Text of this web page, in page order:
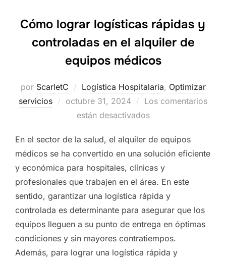
Cómo lograr logísticas rápidas y
controladas en el alquiler de
equipos médicos
por ScarletC Logística Hospitalaria, Optimizar
servicios
Publicado
octubre 31, 2024
Los comentarios
están desactivados
En el sector de la salud, el alquiler de equipos
médicos se ha convertido en una solución eficiente
y económica para hospitales, clínicas y
profesionales que trabajen en el área. En este
sentido, garantizar una logística rápida y
controlada es determinante para asegurar que los
equipos lleguen a su punto de entrega en óptimas
condiciones y sin mayores contratiempos.
Además, para lograr una logística rápida y